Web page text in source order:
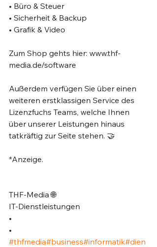
• Büro & Steuer⁣
• Sicherheit & Backup ⁣
• Grafik & Video⁣
Zum Shop gehts hier: www.thf-
media.de/software⁣
Außerdem verfügen Sie über einen
weiteren erstklassigen Service des
Lizenzfuchs Teams, welche Ihnen
über unserer Leistungen hinaus
tatkräftig zur Seite stehen. 🤝⁣
*Anzeige.⁣
THF-Media 🌐⁣
IT-Dienstleistungen⁣
•⁣
•⁣
#thfmedia#business#informatik#dien